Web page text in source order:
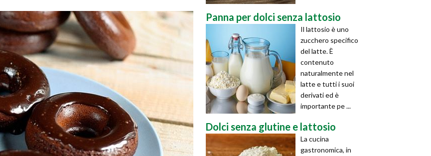
Panna per dolci senza lattosio
Il lattosio è uno
zucchero specifico
del latte. È
contenuto
naturalmente nel
latte e tutti i suoi
derivati ed è
importante pe ...
Dolci senza glutine e lattosio
La cucina
gastronomica, in